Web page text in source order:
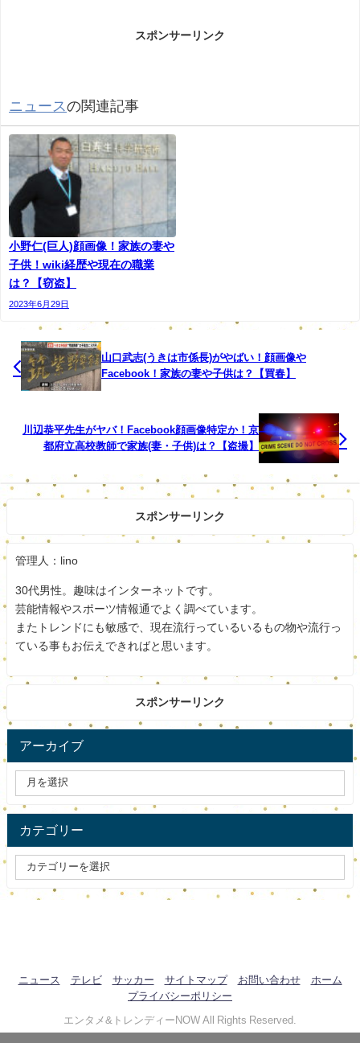
テレビ山梨の番組制作に携わる男が、甲府市の会社
県迷惑防止条例違反の疑いで逮捕されたのは、甲斐
市竜王新町の 横内和人容疑者（３４）だ。横内容疑
者はテレビ山梨と業務委託契約を結んでいて、関係
者によると夕方の情報番組のディレクターを担当し
ていたという。 テレビ山梨は「関係者が逮捕され非
常に残念。詳しい事実関係は確認中」としている。
会社の更衣室に盗撮目的でカメラを設置したとはいけませ
んね。信じられないです。
しっかり認めて反省してほしいですね。
スポンサーリンク
ニュースの関連記事
小野仁(巨人)顔画像！家族の妻や
子供！wiki経歴や現在の職業
は？【窃盗】
2023年6月29日
山口武志(うきは市係長)がやばい！顔画像や
Facebook！家族の妻や子供は？【買春】
川辺恭平先生がヤバ！Facebook顔画像特定か！京
都府立高校教師で家族(妻・子供)は？【盗撮】
スポンサーリンク
管理人：lino
30代男性。趣味はインターネットです。
芸能情報やスポーツ情報通でよく調べています。
またトレンドにも敏感で、現在流行っているいるもの物や流行っ
ている事もお伝えできればと思います。
スポンサーリンク
アーカイブ
カテゴリー
ニュース テレビ サッカー サイトマップ お問い合わせ
ホーム
プライバシーポリシー
エンタメ&トレンディーNOW All Rights Reserved.